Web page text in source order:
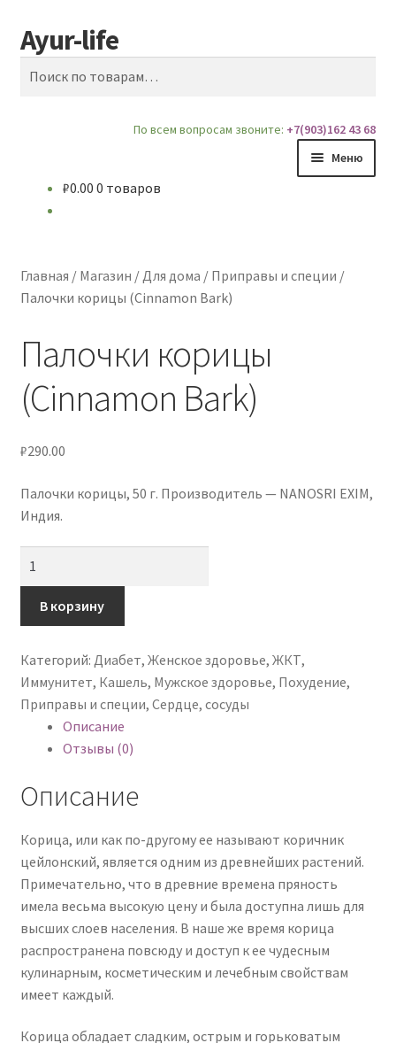
Перейти
к
навигации
Перейти
к
содержимому
Ayur-life
Поиск
По всем вопросам звоните: +7(903)162 43 68
Меню
Доставка и Оплата
Блог
О сайте
₽0.00 0 товаров
Главная / Магазин /Для дома / Приправы и специи /
Палочки корицы (Cinnamon Bark)
Палочки корицы
(Cinnamon Bark)
₽290.00
Палочки корицы, 50 г. Производитель — NANOSRI EXIM,
Индия.
Палочки
корицы
Bark)
В корзину
Категорий: Диабет, Женское здоровье, ЖКТ,
Иммунитет, Кашель, Мужское здоровье, Похудение,
Приправы и специи, Сердце, сосуды
Описание
Отзывы (0)
Описание
Корица, или как по-другому ее называют коричник
цейлонский, является одним из древнейших растений.
Примечательно, что в древние времена пряность
имела весьма высокую цену и была доступна лишь для
высших слоев населения. В наше же время корица
распространена повсюду и доступ к ее чудесным
кулинарным, косметическим и лечебным свойствам
имеет каждый.
Корица обладает сладким, острым и горьковатым